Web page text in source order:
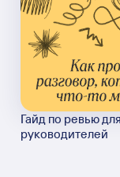
Гайд по ревью для
руководителей